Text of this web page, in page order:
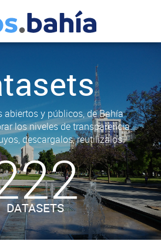
abiertos y públicos, de Bahía
los niveles de transparencia.
descargalos, reutilizalos.
DATASETS